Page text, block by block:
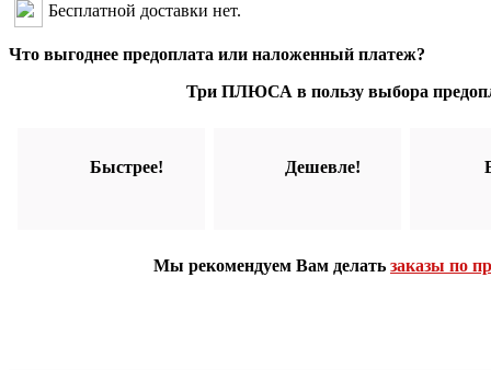
Бесплатной доставки нет.
Что выгоднее предоплата или наложенный платеж?
Три ПЛЮСА в пользу выбора
Быстрее! Дешевле!
Мы рекомендуем Вам делать заказы по